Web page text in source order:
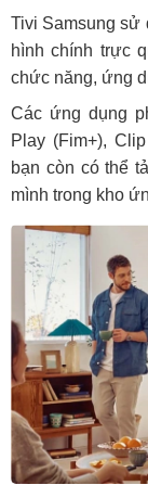
Tivi Samsung sử
hình chính trực
chức năng, ứng
Các ứng dụng
Play (Fim+),
bạn còn có thể
mình trong kho